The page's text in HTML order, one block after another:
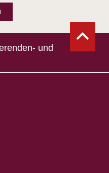
und